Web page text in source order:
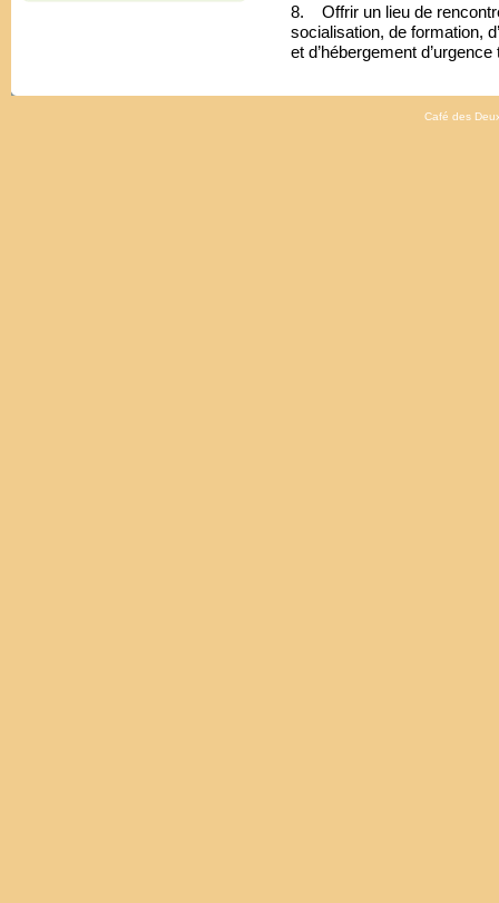
8. Offrir un lieu de
socialisation, de formation,
et d’hébergement
Café des